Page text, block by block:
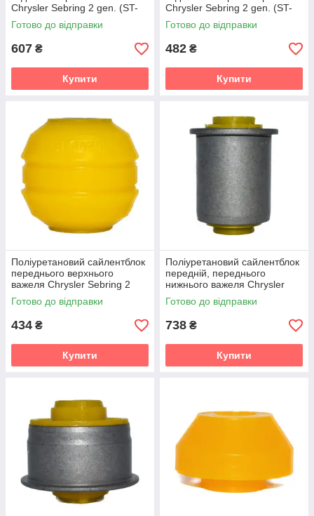
Chrysler Sebring 2 gen. (ST-
22/JR) (2001-2006) v19
Готово до відправки
607 ₴
Купити
Chrysler Sebring 2 gen. (ST-
22/JR) (2001-2006) v19
Готово до відправки
482 ₴
Купити
Поліуретановий сайлентблок
переднього верхнього
важеля Chrysler Sebring 2
gen. (ST-22/JR) (2001-2006)
v19
Готово до відправки
434 ₴
Купити
Поліуретановий сайлентблок
передній, переднього
нижнього важеля Chrysler
Sebring 2 gen. (ST-22/JR)
(2001-2006) v19
Готово до відправки
738 ₴
Купити